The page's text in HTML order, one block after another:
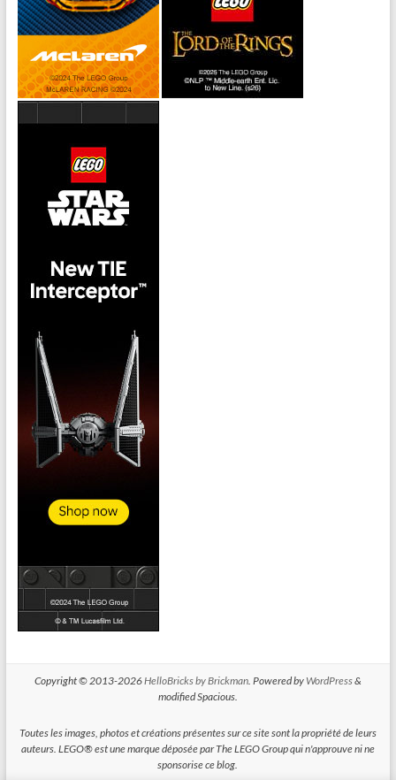
Copyright © 2013-2026HelloBricks by Brickman. Powered by WordPress&
modified Spacious.
Toutes les images, photos et créations présentes sur ce site sont la propriété de leurs
auteurs. LEGO® est une marque déposée par The LEGO Group qui n'approuve ni ne
sponsorise ce blog.